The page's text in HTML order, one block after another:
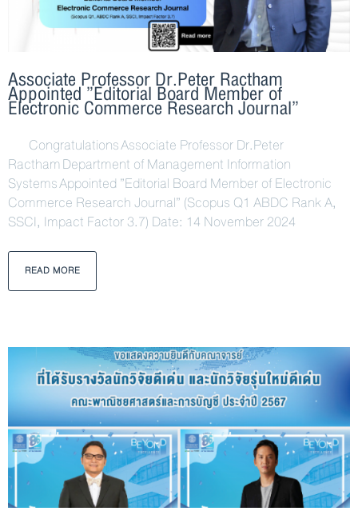
Associate Professor Dr.Peter Ractham
Appointed ”Editorial Board Member of
Electronic Commerce Research Journal”
Congratulations Associate Professor Dr.Peter
Ractham Department of Management Information
Systems Appointed ”Editorial Board Member of Electronic
Commerce Research Journal” (Scopus Q1 ABDC Rank A,
SSCI, Impact Factor 3.7) Date: 14 November 2024
READ MORE